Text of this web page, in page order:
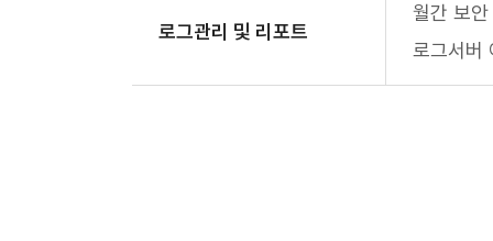
로그관리 및 리포트
월간 보
로그서버